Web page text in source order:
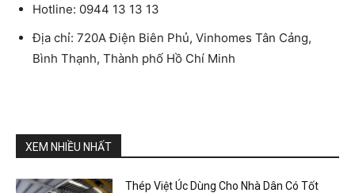
Hotline: 0944 13 13 13
Địa chỉ: 720A Điện Biên Phủ, Vinhomes Tân Cảng,
Bình Thạnh, Thành phố Hồ Chí Minh
XEM NHIỀU NHẤT
Thép Việt Úc Dùng Cho Nhà Dân Có Tốt